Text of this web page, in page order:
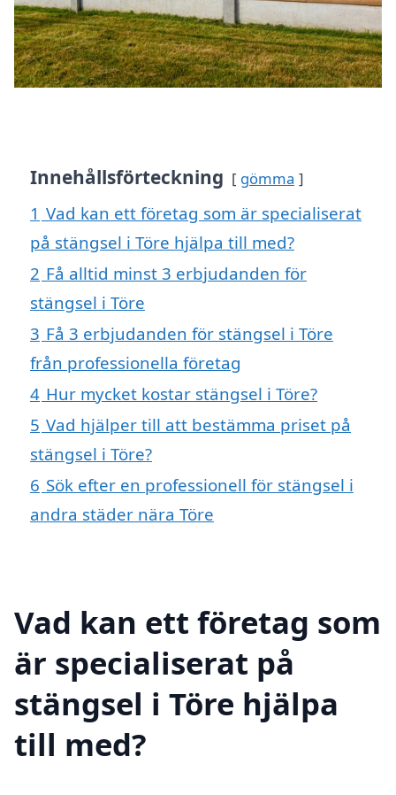
Innehållsförteckning gömma
1 Vad kan ett företag som är specialiserat
på stängsel i Töre hjälpa till med?
2 Få alltid minst 3 erbjudanden för
stängsel i Töre
3 Få 3 erbjudanden för stängsel i Töre
från professionella företag
4 Hur mycket kostar stängsel i Töre?
5 Vad hjälper till att bestämma priset på
stängsel i Töre?
6 Sök efter en professionell för stängsel i
andra städer nära Töre
Vad kan ett företag som
är specialiserat på
stängsel i Töre hjälpa
till med?